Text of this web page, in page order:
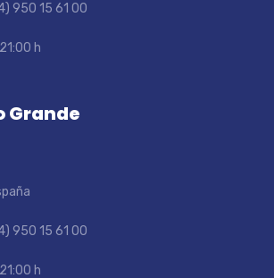
950 15 61 00
h
Grande
950 15 61 00
h